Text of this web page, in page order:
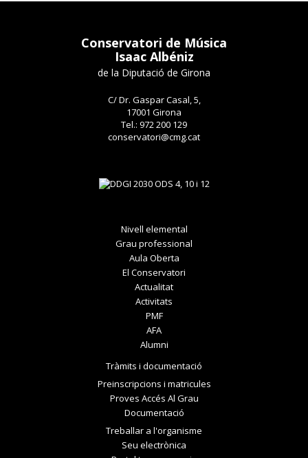
Conservatori de Música
Isaac Albéniz
de la Diputació de Girona
C/ Dr. Gaspar Casal, 5,
17001 Girona
Tel.: 972 200 129
conservatori@cmg.cat
Nivell elemental
Grau professional
Aula Oberta
El Conservatori
Actualitat
Activitats
PMF
AFA
Alumni
Tràmits i documentació
Preinscripcions i matricules
Proves Accés Al Grau
Documentació
Treballar a l'organisme
Seu electrònica